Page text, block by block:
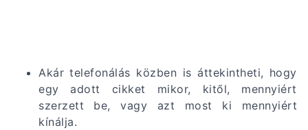
Akár telefonálás közben is áttekintheti, hogy
egy adott cikket mikor, kitől, mennyiért
szerzett be, vagy azt most ki mennyiért
kínálja.